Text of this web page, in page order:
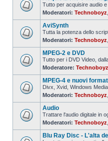
Nessun
messaggio
da
leggere
Tutto per acquisire audio
Moderatori: Technoboyz
Nessun
messaggio
da
leggere
AviSynth
Tutta la potenza dello
Moderatori: Technoboyz
Nessun
messaggio
da
leggere
MPEG-2 e DVD
Tutto per i DVD Video,
Moderatore: Technoboyz
Nessun
messaggio
da
leggere
MPEG-4 e nuovi
Divx, Xvid, Windows
Moderatori: Technoboyz
Nessun
messaggio
da
Audio
Trattare l'audio digitale in
Moderatori: Technoboyz
Blu Ray Disc - L'alta